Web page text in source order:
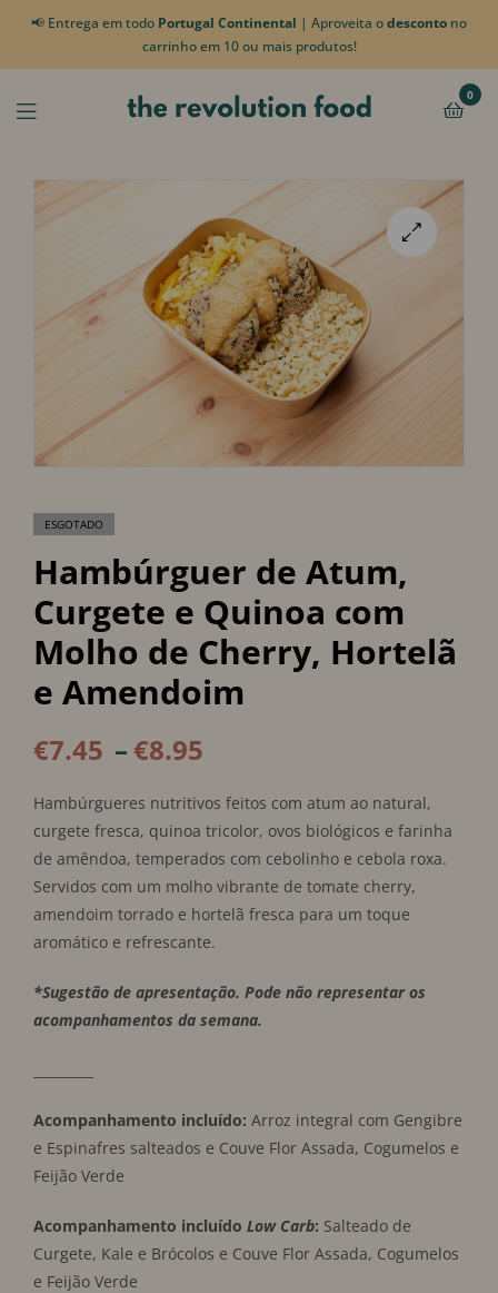
📢 Entrega em todo Portugal Continental | Aproveita odesconto no
carrinho em 10 ou mais produtos!
0
ESGOTADO
Hambúrguer de Atum,
Curgete e Quinoa com
Molho de Cherry, Hortelã
e Amendoim
€7.45 – €8.95
Hambúrgueres nutritivos feitos com atum ao natural,
curgete fresca, quinoa tricolor, ovos biológicos e farinha
de amêndoa, temperados com cebolinho e cebola roxa.
Servidos com um molho vibrante de tomate cherry,
amendoim torrado e hortelã fresca para um toque
aromático e refrescante.
*Sugestão de apresentação. Pode não representar os
acompanhamentos da semana.
Acompanhamento incluído: Arroz integral com Gengibre
e Espinafres salteados e Couve Flor Assada, Cogumelos e
Feijão Verde
Acompanhamento incluído Low Carb: Salteado de
Curgete, Kale e Brócolos e Couve Flor Assada, Cogumelos
e Feijão Verde